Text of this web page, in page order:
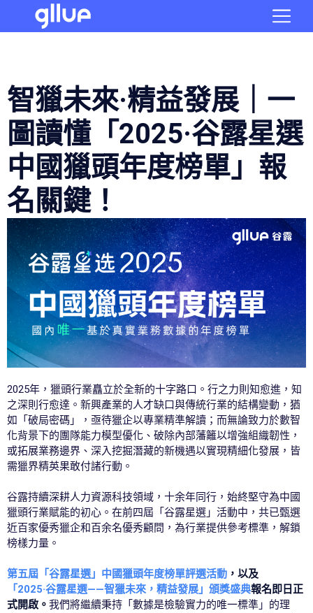
智獵未來·精益發展｜一
圖讀懂「2025·谷露星選
中國獵頭年度榜單」報
名關鍵！
2025年，獵頭行業矗立於全新的十字路口。行之力則知愈進，知
之深則行愈達。新興產業的人才缺口與傳統行業的結構變動，猶
如「破局密碼」，亟待獵企以專業精準解讀；而無論致力於數智
化背景下的團隊能力模型優化、破除內部藩籬以增強組織韌性，
或拓展業務邊界、深入挖掘潛藏的新機遇以實現精細化發展，皆
需獵界精英果敢付諸行動。
谷露持續深耕人力資源科技領域，十余年同行，始終堅守為中國
獵頭行業賦能的初心。在前四屆「谷露星選」活動中，共已甄選
近百家優秀獵企和百余名優秀顧問，為行業提供參考標準，解鎖
榜樣力量。
第五屆「谷露星選」中國獵頭年度榜單評選活動 ，以及
「2025·谷露星選——智獵未來，精益發展」頒獎盛典報名即日正
式開啟。 我們將繼續秉持「數據是檢驗實力的唯一標準」的理